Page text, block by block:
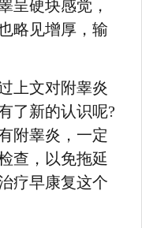
呈硬块感觉，
略见增厚，输
上文对附睾炎
了新的认识呢?
附睾炎，一定
查，以免拖延
疗早康复这个